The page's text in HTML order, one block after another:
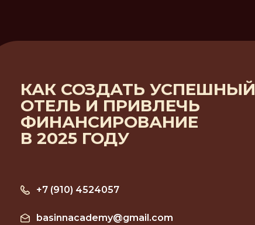
КАК СОЗДАТЬ УСПЕШНЫЙ
ОТЕЛЬ И ПРИВЛЕЧЬ
ФИНАНСИРОВАНИЕ
В 2025 ГОДУ
+7 (910) 4524057
basinnacademy@gmail.com